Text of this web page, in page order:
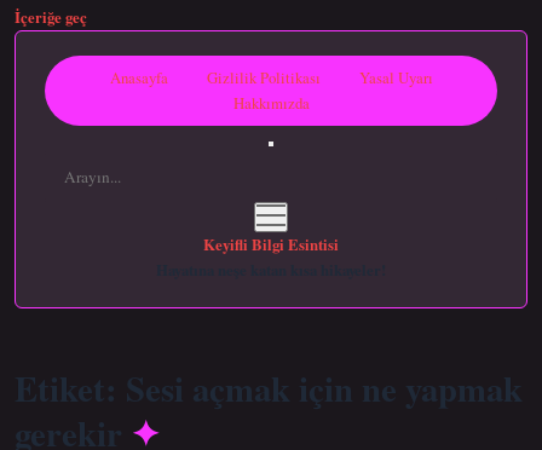
İçeriğe geç
Anasayfa Gizlilik Politikası
Yasal Uyarı
Hakkımızda
menüyü
aç
Keyifli Bilgi Esintisi
Etiket: Sesi açmak için ne yapmak
gerekir